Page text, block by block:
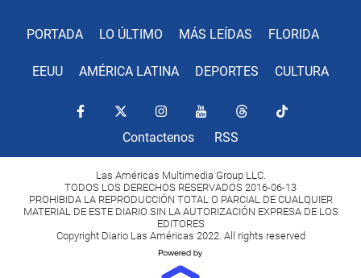
PORTADA LO ÚLTIMO MÁS LEÍDAS FLORIDA
EEUU AMÉRICA LATINA DEPORTES CULTURA
Contactenos RSS
Las Américas Multimedia Group LLC.
TODOS LOS DERECHOS RESERVADOS 2016-06-13
PROHIBIDA LA REPRODUCCIÓN TOTAL O PARCIAL DE CUALQUIER
MATERIAL DE ESTE DIARIO SIN LA AUTORIZACIÓN EXPRESA DE LOS
EDITORES
Copyright Diario Las Américas 2022. All rights reserved